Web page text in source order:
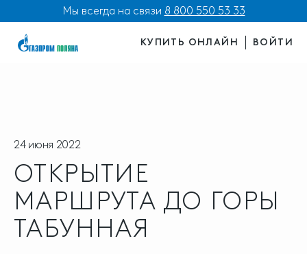
Мы всегда на связи 8 800 550 53 33
КУПИТЬ ОНЛАЙН ВОЙТИ
24 июня 2022
ОТКРЫТИЕ
МАРШРУТА ДО ГОРЫ
ТАБУННАЯ